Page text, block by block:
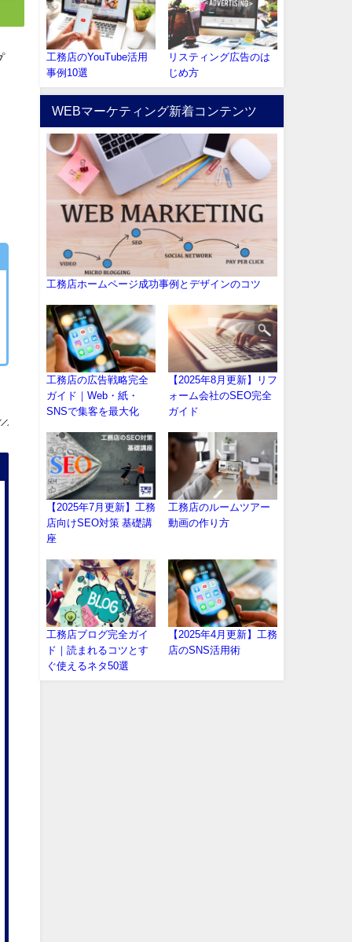
工務店のYouTube活用
事例10選
リスティング広告のは
じめ方
WEBマーケティング新着コンテンツ
工務店ホームページ成功事例とデザインのコツ
工務店の広告戦略完全
ガイド｜Web・紙・
SNSで集客を最大化
【2025年8月更新】リフ
ォーム会社のSEO完全
ガイド
【2025年7月更新】工務
店向けSEO対策 基礎講
座
工務店のルームツアー
動画の作り方
工務店ブログ完全ガイ
ド｜読まれるコツとす
ぐ使えるネタ50選
【2025年4月更新】工務
店のSNS活用術